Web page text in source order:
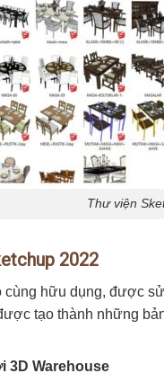
Thư viện
2022
cùng hữu dụng, được
tạo thành những
3D Warehouse